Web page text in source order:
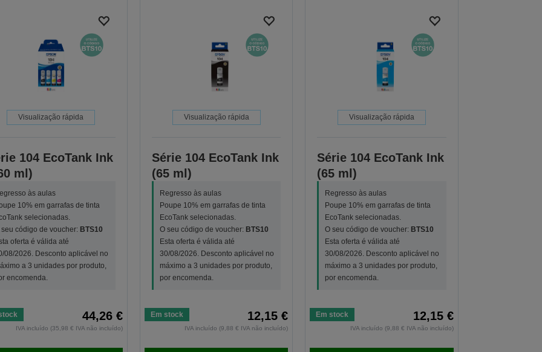
página
Visualização rápida
104 EcoTank Ink
ml)
às aulas
10% em garrafas de tinta
selecionadas.
seu código de voucher: BTS10
oferta é válida até
08/2026. Desconto aplicável no
a 3 unidades por produto,
encomenda.
44,26 €
IVA incluído (35,98 € IVA não incluído)
Visualização rápida
Série 104 EcoTank Ink
(65 ml)
Regresso às aulas
Poupe 10% em garrafas de tinta
EcoTank selecionadas.
O seu código de voucher: BTS10
Esta oferta é válida até
30/08/2026. Desconto aplicável no
máximo a 3 unidades por produto,
por encomenda.
Em stock 12,15 €
IVA incluído (9,88 € IVA não incluído)
Visualização rápida
Série 104 EcoTank Ink
(65 ml)
Regresso às aulas
Poupe 10% em garrafas de tinta
EcoTank selecionadas.
O seu código de voucher: BTS10
Esta oferta é válida até
30/08/2026. Desconto aplicável no
máximo a 3 unidades por produto,
por encomenda.
Em stock 12,15 €
IVA incluído (9,88 € IVA não incluído)